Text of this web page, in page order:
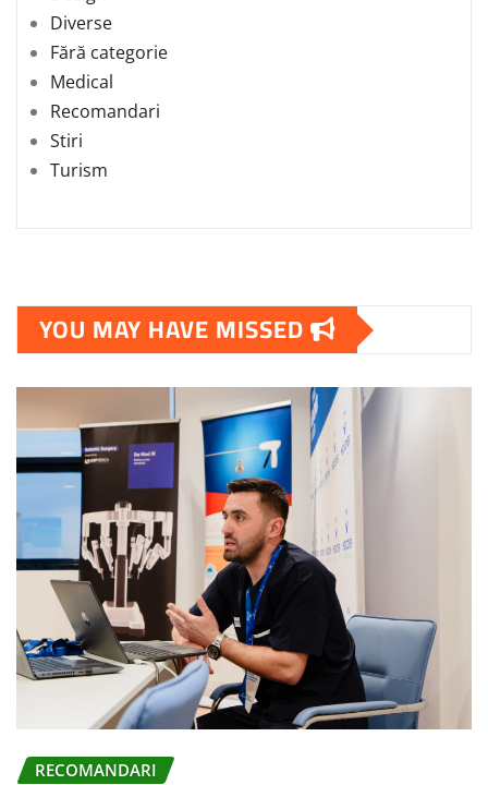
Diverse
Fără categorie
Medical
Recomandari
Stiri
Turism
YOU MAY HAVE MISSED
RECOMANDARI